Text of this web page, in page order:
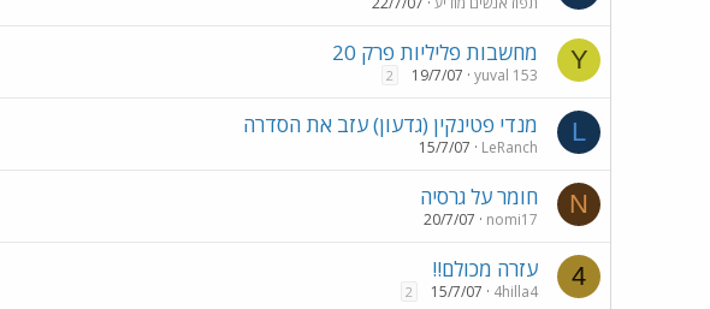
Y מחשבות פליליות פרק 20
yuval 153
19/7/07
2
L מנדי פטינקין (גדעון) עזב את הסדרה
LeRanch
15/7/07
N חומר על גרסיה
nomi17
20/7/07
4 עזרה מכולם!!
4hilla4
15/7/07
2